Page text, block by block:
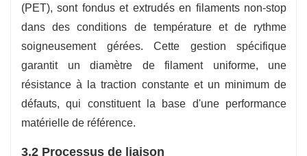
(PET), sont fondus et extrudés en filaments non-stop
dans des conditions de température et de rythme
soigneusement gérées. Cette gestion spécifique
garantit un diamètre de filament uniforme, une
résistance à la traction constante et un minimum de
défauts, qui constituent la base d'une performance
matérielle de référence.
3.2 Processus de liaison